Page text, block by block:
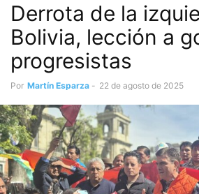
Derrota de la
Bolivia, lección a
progresistas
Por Martín Esparza - 22 de agosto de 2025